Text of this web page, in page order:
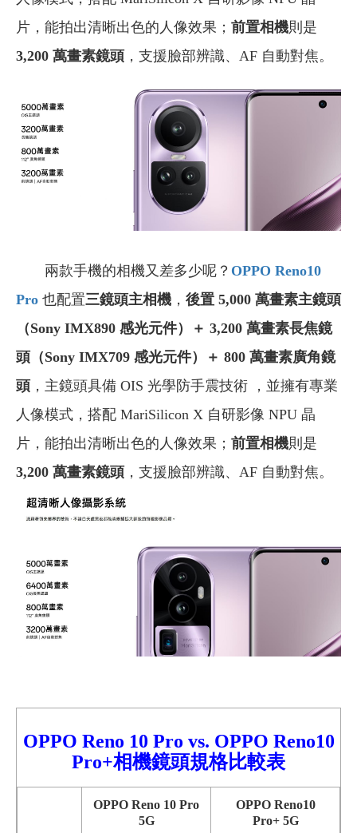
片，能拍出清晰出色的人像效果； 前置相機則是
3,200 萬畫素鏡頭，支援臉部辨識、AF 自動對焦。
兩款手機的相機又差多少呢？ OPPO Reno10
Pro 也配置三鏡頭主相機 ， 後置 5,000 萬畫素主鏡頭
（Sony IMX890 感光元件）＋ 3,200 萬畫素長焦鏡
頭（Sony IMX709 感光元件）＋ 800 萬畫素廣角鏡
頭 ，主鏡頭具備 OIS 光學防手震技術 ，並擁有專業
人像模式，搭配 MariSilicon X 自研影像 NPU 晶
片，能拍出清晰出色的人像效果； 前置相機則是
3,200 萬畫素鏡頭 ，支援臉部辨識、AF 自動對焦。
OPPO Reno 10 Pro vs. OPPO Reno10
Pro+相機鏡頭規格比較表
OPPO Reno 10 Pro
5G
OPPO Reno10
Pro+ 5G